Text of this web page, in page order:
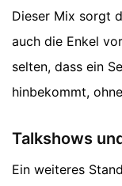
Dieser Mix sorgt
auch die Enkel
selten, dass ein
hinbekommt,
Talkshows
Ein weiteres